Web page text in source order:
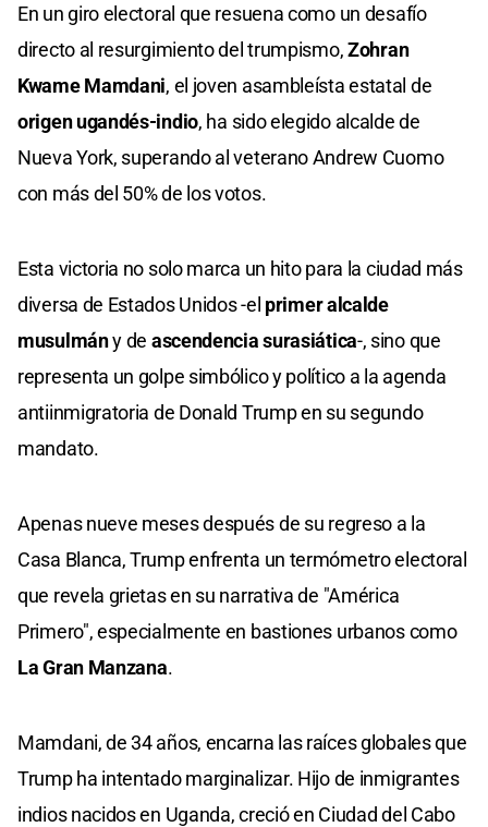
En un giro electoral que resuena como un desafío
directo al resurgimiento del trumpismo,Zohran
Kwame Mamdani, el joven asambleísta estatal de
origen ugandés-indio, ha sido elegido alcalde de
Nueva York, superando al veterano Andrew Cuomo
con más del 50% de los votos.
Esta victoria no solo marca un hito para la ciudad más
diversa de Estados Unidos -el primer alcalde
musulmány de ascendencia surasiática-, sino que
representa un golpe simbólico y político a la agenda
antiinmigratoria de Donald Trump en su segundo
mandato.
Apenas nueve meses después de su regreso a la
Casa Blanca, Trump enfrenta un termómetro electoral
que revela grietas en su narrativa de "América
Primero", especialmente en bastiones urbanos como
La Gran Manzana.
Mamdani, de 34 años, encarna las raíces globales que
Trump ha intentado marginalizar. Hijo de inmigrantes
indios nacidos en Uganda, creció en Ciudad del Cabo